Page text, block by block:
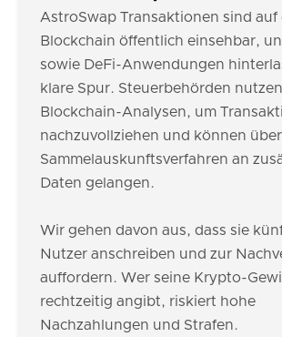
AstroSwap Transaktionen sind auf
Blockchain öffentlich einsehbar,
sowie DeFi-Anwendungen
klare Spur. Steuerbehörden
Blockchain-Analysen, um
nachzuvollziehen und können über
Sammelauskunftsverfahren an
Daten gelangen.
Wir gehen davon aus, dass sie
Nutzer anschreiben und zur
auffordern. Wer seine Krypto-
rechtzeitig angibt, riskiert hohe
Nachzahlungen und Strafen.